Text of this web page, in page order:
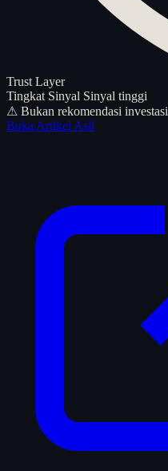
Trust Layer
Tingkat Sinyal Sinyal tinggi
⚠ Bukan rekomendasi investasi
Buka Artikel Asli